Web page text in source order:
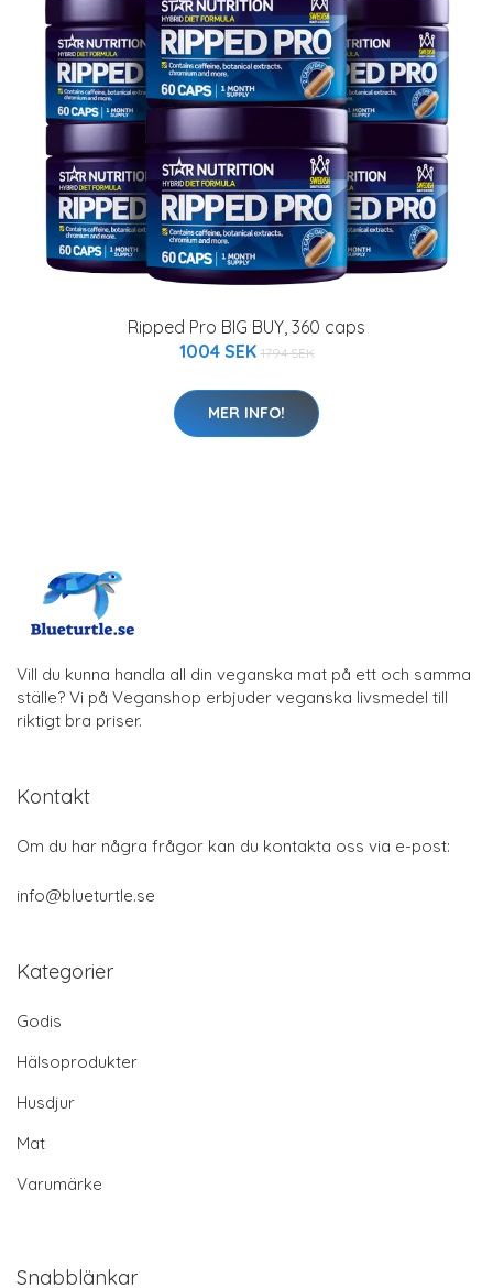
Ripped Pro BIG BUY, 360 caps
1004 SEK 1794 SEK
MER INFO!
Vill du kunna handla all din veganska mat på ett och samma
ställe? Vi på Veganshop erbjuder veganska livsmedel till
riktigt bra priser.
Kontakt
Om du har några frågor kan du kontakta oss via e-post:
info@blueturtle.se
Kategorier
Godis
Hälsoprodukter
Husdjur
Mat
Varumärke
Snabblänkar